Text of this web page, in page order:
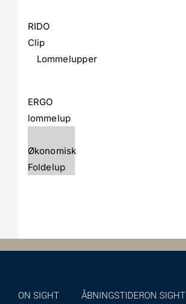
RIDO
Clip
Lommelupper
ERGO
lommelup
Økonomisk
Foldelup
ON SIGHT
ÅBNINGSTIDERON SIGHT